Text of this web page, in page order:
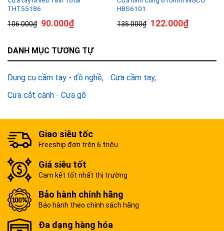
THT55186
106.000₫ 90.000₫
HBS6101
135.000₫ 122.000₫
DANH MỤC TƯƠNG TỰ
Dụng cụ cầm tay - đồ nghề
Cưa cầm tay
Cưa cắt cành - Cưa gỗ
Giao siêu tốc
Freeship đơn trên 6 triệu
Giá siêu tốt
Cam kết tốt nhất thị trường
Bảo hành chính hãng
Bảo hành theo chính sách hãng
Đa dạng hàng hóa